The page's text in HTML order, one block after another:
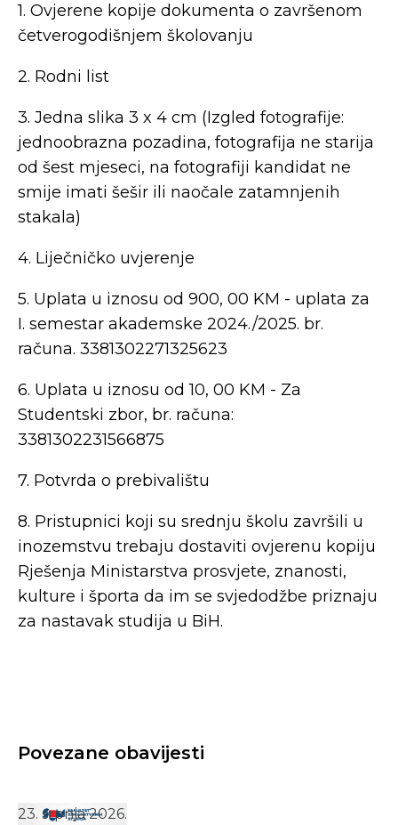
1. Ovjerene kopije dokumenta o završenom
četverogodišnjem školovanju
2. Rodni list
3. Jedna slika 3 x 4 cm (Izgled fotografije:
jednoobrazna pozadina, fotografija ne starija
od šest mjeseci, na fotografiji kandidat ne
smije imati šešir ili naočale zatamnjenih
stakala)
4. Liječničko uvjerenje
5. Uplata u iznosu od 900, 00 KM - uplata za
I. semestar akademske 2024./2025. br.
računa. 3381302271325623
6. Uplata u iznosu od 10, 00 KM - Za
Studentski zbor, br. računa:
3381302231566875
7. Potvrda o prebivalištu
8. Pristupnici koji su srednju školu završili u
inozemstvu trebaju dostaviti ovjerenu kopiju
Rješenja Ministarstva prosvjete, znanosti,
kulture i športa da im se svjedodžbe priznaju
za nastavak studija u BiH.
Povezane obavijesti
23. srpnja 2026.